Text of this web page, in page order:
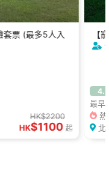
套票 (最多5人入
HK$2200
HK$1100 起
【
4.5
最早
熱
北